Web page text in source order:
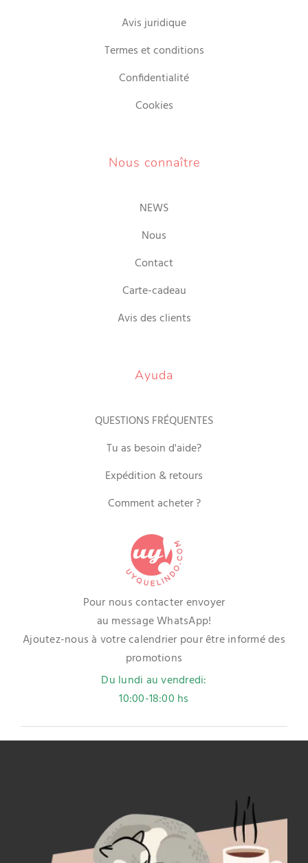
Avis juridique
Termes et conditions
Confidentialité
Cookies
Nous connaître
NEWS
Nous
Contact
Carte-cadeau
Avis des clients
Ayuda
QUESTIONS FRÉQUENTES
Tu as besoin d'aide?
Expédition & retours
Comment acheter ?
Pour nous contacter envoyer
au message WhatsApp!
Ajoutez-nous à votre calendrier pour être informé des
promotions
Du lundi au vendredi:
10:00-18:00 hs